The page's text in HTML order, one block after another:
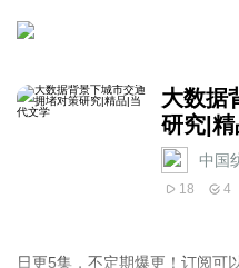
大数据
研究|
中国
18 4
日更5集，不定期爆更！订阅可